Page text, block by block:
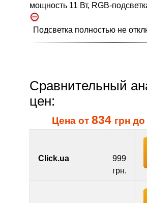
мощность 11 Вт, RGB-
Подсветка полностью не
Сравнительный
цен:
Цена от834 грн до
Click.ua
999
грн.